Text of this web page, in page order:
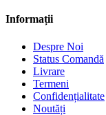
Informații
Despre Noi
Status Comandă
Livrare
Termeni
Confidențialitate
Noutăți